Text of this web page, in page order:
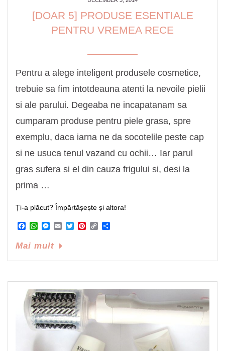
[DOAR 5] PRODUSE ESENTIALE
PENTRU VREMEA RECE
Pentru a alege inteligent produsele cosmetice,
trebuie sa fim intotdeauna atenti la nevoile pielii
si ale parului. Degeaba ne incapatanam sa
cumparam produse pentru piele grasa, spre
exemplu, daca iarna ne da socotelile peste cap
si ne usuca tenul vazand cu ochii… Iar parul
gras sufera si el din cauza frigului si, desi la
prima …
Ți-a plăcut? Împărtășește și altora!
Facebook
WhatsApp
Messenger
EmailTwitterPinterest
Copy
Mai mult